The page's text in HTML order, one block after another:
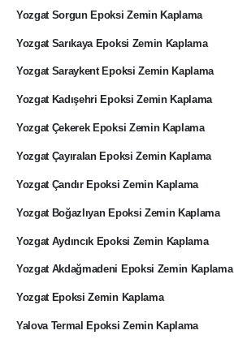
Yozgat Sorgun Epoksi Zemin Kaplama
Yozgat Sarıkaya Epoksi Zemin Kaplama
Yozgat Saraykent Epoksi Zemin Kaplama
Yozgat Kadışehri Epoksi Zemin Kaplama
Yozgat Çekerek Epoksi Zemin Kaplama
Yozgat Çayıralan Epoksi Zemin Kaplama
Yozgat Çandır Epoksi Zemin Kaplama
Yozgat Boğazlıyan Epoksi Zemin Kaplama
Yozgat Aydıncık Epoksi Zemin Kaplama
Yozgat Akdağmadeni Epoksi Zemin Kaplama
Yozgat Epoksi Zemin Kaplama
Yalova Termal Epoksi Zemin Kaplama